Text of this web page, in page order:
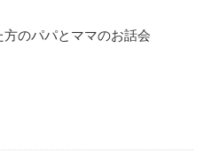
のパパとママのお話会